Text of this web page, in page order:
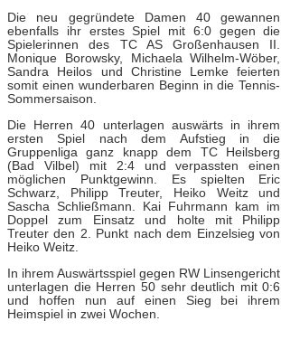
Die neu gegründete Damen 40 gewannen
ebenfalls ihr erstes Spiel mit 6:0 gegen die
Spielerinnen des TC AS Großenhausen II.
Monique Borowsky, Michaela Wilhelm-Wöber,
Sandra Heilos und Christine Lemke feierten
somit einen wunderbaren Beginn in die Tennis-
Sommersaison.
Die Herren 40 unterlagen auswärts in ihrem
ersten Spiel nach dem Aufstieg in die
Gruppenliga ganz knapp dem TC Heilsberg
(Bad Vilbel) mit 2:4 und verpassten einen
möglichen Punktgewinn. Es spielten Eric
Schwarz, Philipp Treuter, Heiko Weitz und
Sascha Schließmann. Kai Fuhrmann kam im
Doppel zum Einsatz und holte mit Philipp
Treuter den 2. Punkt nach dem Einzelsieg von
Heiko Weitz.
In ihrem Auswärtsspiel gegen RW Linsengericht
unterlagen die Herren 50 sehr deutlich mit 0:6
und hoffen nun auf einen Sieg bei ihrem
Heimspiel in zwei Wochen.